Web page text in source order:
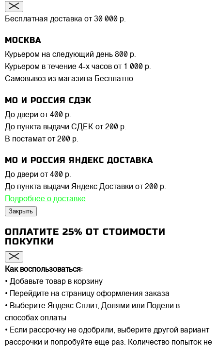
Бесплатная доставка от 30 000 р.
МОСКВА
Курьером на следующий день 800 р.
Курьером в течение 4-х часов от 1 000 р.
Самовывоз из магазина Бесплатно
МО И РОССИЯ СДЭК
До двери от 400 р.
До пункта выдачи СДЕК от 200 р.
В постамат от 200 р.
МО И РОССИЯ ЯНДЕКС ДОСТАВКА
До двери от 400 р.
До пункта выдачи Яндекс Доставки от 200 р.
Подробнее о доставке
Закрыть
ОПЛАТИТЕ 25% ОТ СТОИМОСТИ
ПОКУПКИ
Как воспользоваться:
• Добавьте товар в корзину
• Перейдите на страницу оформления заказа
• Выберите Яндекс Сплит, Долями или Подели в
способах оплаты
• Если рассрочку не одобрили, выберите другой вариант
рассрочки и попробуйте еще раз. Количество попыток не